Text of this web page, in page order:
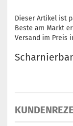
Dieser Artikel ist
Beste am Markt
Versand im Preis